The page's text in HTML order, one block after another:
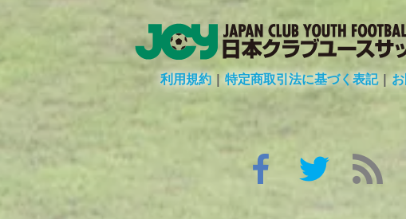
利用規約 | 特定商取引法に基づく表記|